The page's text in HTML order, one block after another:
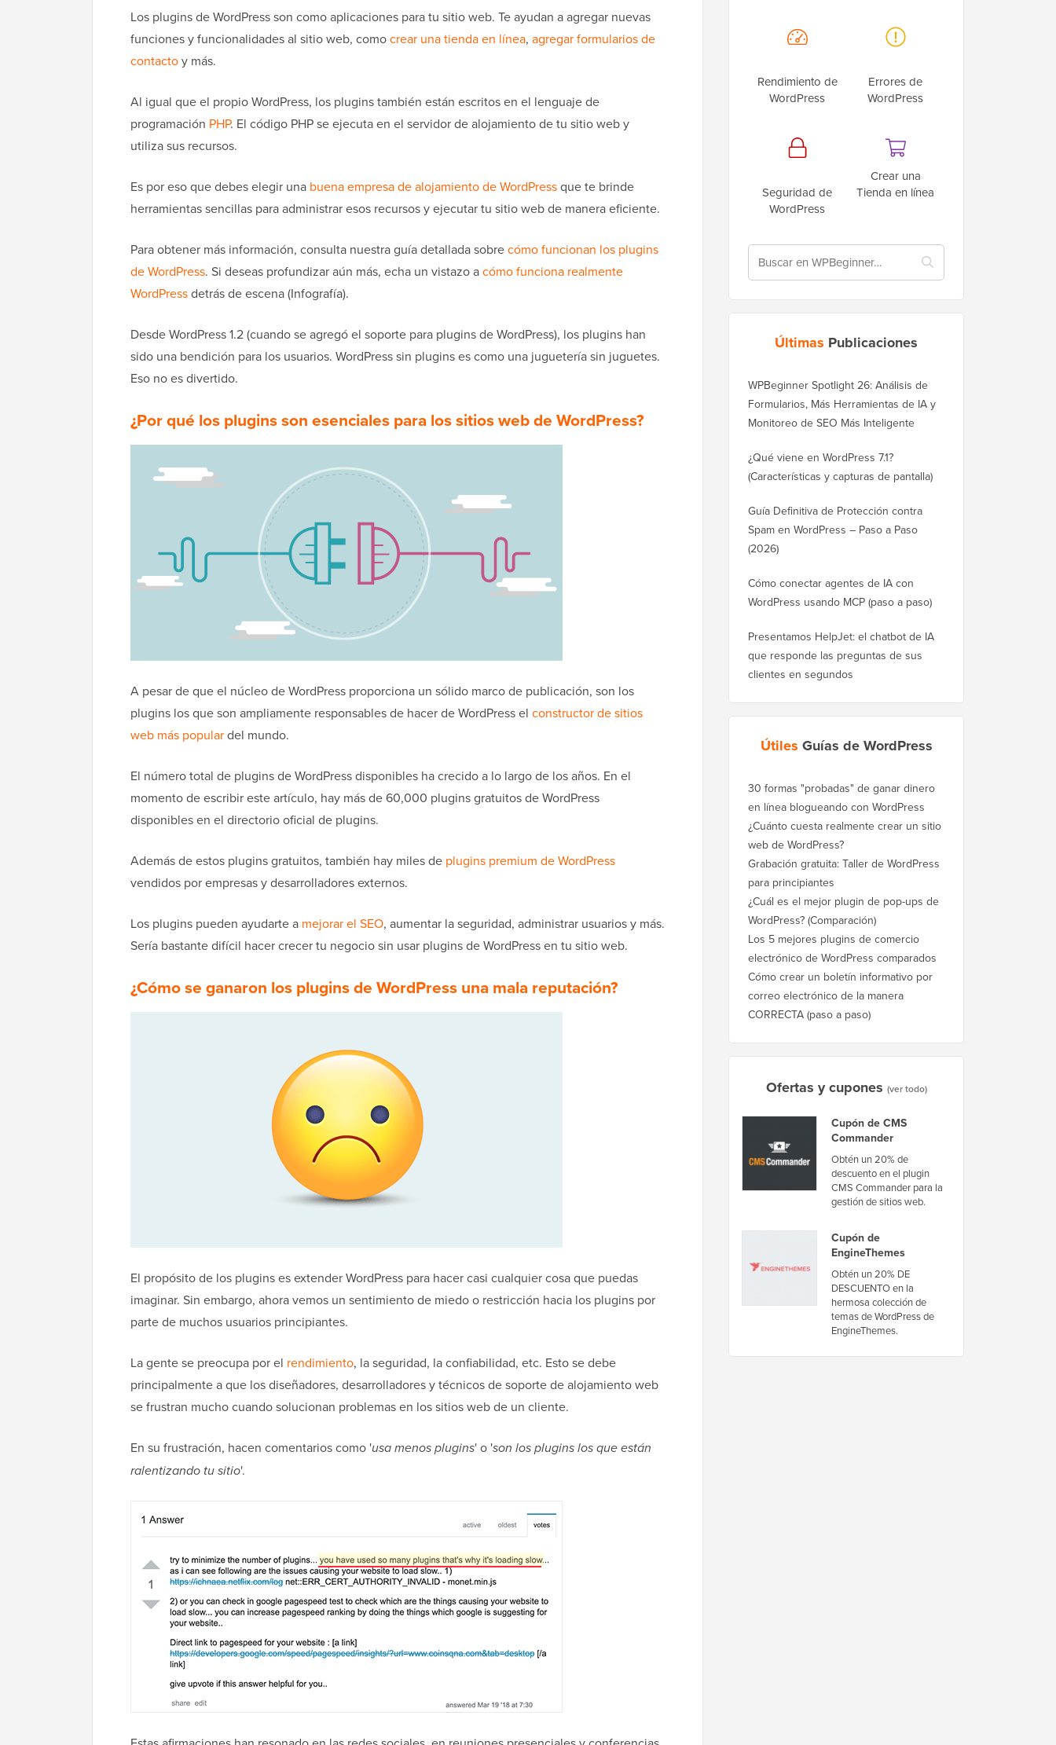
Los plugins de WordPress son como aplicaciones para tu sitio web. Te ayudan a agregar nuevas
funciones y funcionalidades al sitio web, comocrear una tienda en línea, agregar formularios de
contactoy más.
Al igual que el propio WordPress, los plugins también están escritos en el lenguaje de
programación PHP. El código PHP se ejecuta en el servidor de alojamiento de tu sitio web y
utiliza sus recursos.
Es por eso que debes elegir una buena empresa de alojamiento de WordPressque te brinde
herramientas sencillas para administrar esos recursos y ejecutar tu sitio web de manera eficiente.
Para obtener más información, consulta nuestra guía detallada sobrecómo funcionan los plugins
de WordPress. Si deseas profundizar aún más, echa un vistazo acómo funciona realmente
WordPressdetrás de escena (Infografía).
Desde WordPress 1.2 (cuando se agregó el soporte para plugins de WordPress), los plugins han
sido una bendición para los usuarios. WordPress sin plugins es como una juguetería sin juguetes.
Eso no es divertido.
¿Por qué los plugins son esenciales para los sitios web de WordPress?
A pesar de que el núcleo de WordPress proporciona un sólido marco de publicación, son los
plugins los que son ampliamente responsables de hacer de WordPress el constructor de sitios
web más populardel mundo.
El número total de plugins de WordPress disponibles ha crecido a lo largo de los años. En el
momento de escribir este artículo, hay más de 60,000 plugins gratuitos de WordPress
disponibles en el directorio oficial de plugins.
Además de estos plugins gratuitos, también hay miles de plugins premium de WordPress
vendidos por empresas y desarrolladores externos.
Los plugins pueden ayudarte a mejorar el SEO, aumentar la seguridad, administrar usuarios y más.
Sería bastante difícil hacer crecer tu negocio sin usar plugins de WordPress en tu sitio web.
¿Cómo se ganaron los plugins de WordPress una mala reputación?
El propósito de los plugins es extender WordPress para hacer casi cualquier cosa que puedas
imaginar. Sin embargo, ahora vemos un sentimiento de miedo o restricción hacia los plugins por
parte de muchos usuarios principiantes.
La gente se preocupa por el rendimiento, la seguridad, la confiabilidad, etc. Esto se debe
principalmente a que los diseñadores, desarrolladores y técnicos de soporte de alojamiento web
se frustran mucho cuando solucionan problemas en los sitios web de un cliente.
En su frustración, hacen comentarios como 'usa menos plugins' o 'son los plugins los que están
ralentizando tu sitio'.
Rendimiento de
WordPress
Errores de
WordPress
Seguridad de
WordPress
Crear una
Tienda en línea
Últimas Publicaciones
WPBeginner Spotlight 26: Análisis de
Formularios, Más Herramientas de IA y
Monitoreo de SEO Más Inteligente
¿Qué viene en WordPress 7.1?
(Características y capturas de pantalla)
Guía Definitiva de Protección contra
Spam en WordPress – Paso a Paso
(2026)
Cómo conectar agentes de IA con
WordPress usando MCP (paso a paso)
Presentamos HelpJet: el chatbot de IA
que responde las preguntas de sus
clientes en segundos
Útiles Guías de WordPress
30 formas "probadas" de ganar dinero
en línea blogueando con WordPress
¿Cuánto cuesta realmente crear un sitio
web de WordPress?
Grabación gratuita: Taller de WordPress
para principiantes
¿Cuál es el mejor plugin de pop-ups de
WordPress? (Comparación)
Los 5 mejores plugins de comercio
electrónico de WordPress comparados
Cómo crear un boletín informativo por
correo electrónico de la manera
CORRECTA (paso a paso)
Ofertas y cupones (ver todo)
Cupón de CMS
Commander
Obtén un 20% de
descuento en el plugin
CMS Commander para la
gestión de sitios web.
Cupón de
EngineThemes
Obtén un 20% DE
DESCUENTO en la
hermosa colección de
temas de WordPress de
EngineThemes.